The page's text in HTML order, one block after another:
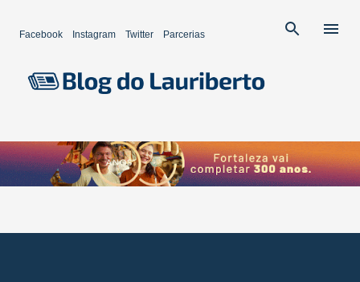
Facebook Instagram Twitter Parcerias